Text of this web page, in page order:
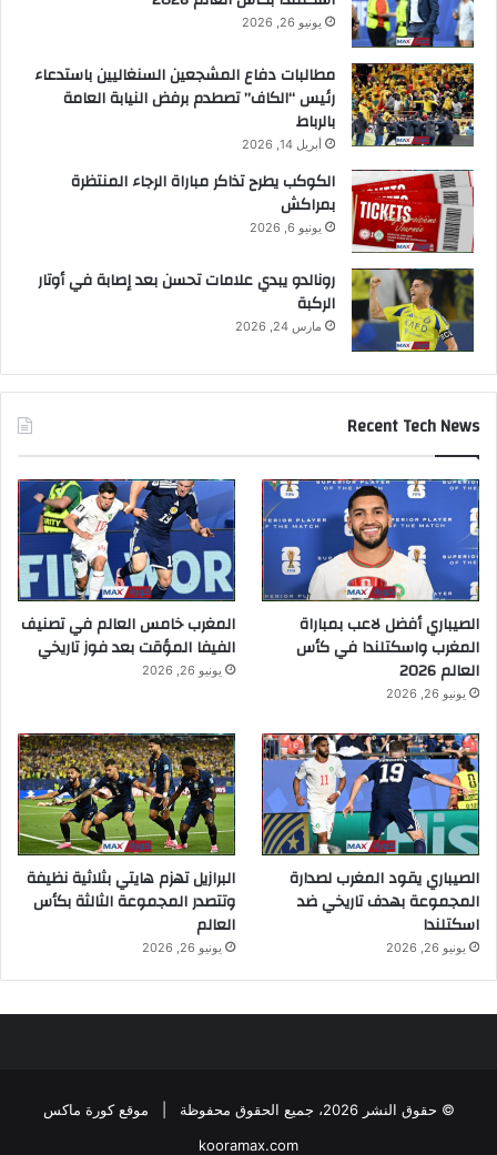
يونيو 26, 2026
مطالبات دفاع المشجعين السنغاليين باستدعاء
رئيس “الكاف” تصطدم برفض النيابة العامة
بالرباط
أبريل 14, 2026
الكوكب يطرح تذاكر مباراة الرجاء المنتظرة
بمراكش
يونيو 6, 2026
رونالدو يبدي علامات تحسن بعد إصابة في أوتار
الركبة
مارس 24, 2026
Recent Tech News
الصيباري أفضل لاعب بمباراة
المغرب واسكتلندا في كأس
العالم 2026
يونيو 26, 2026
المغرب خامس العالم في تصنيف
الفيفا المؤقت بعد فوز تاريخي
يونيو 26, 2026
الصيباري يقود المغرب لصدارة
المجموعة بهدف تاريخي ضد
اسكتلندا
يونيو 26, 2026
البرازيل تهزم هايتي بثلاثية نظيفة
وتتصدر المجموعة الثالثة بكأس
العالم
يونيو 26, 2026
© حقوق النشر 2026، جميع الحقوق محفوظة |
موقع كورة ماكس
kooramax.com